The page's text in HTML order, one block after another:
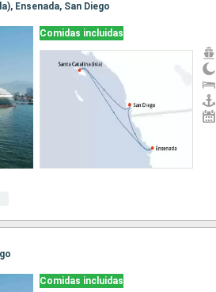
Ensenada, San Diego
Comidas incluidas
Comidas incluidas